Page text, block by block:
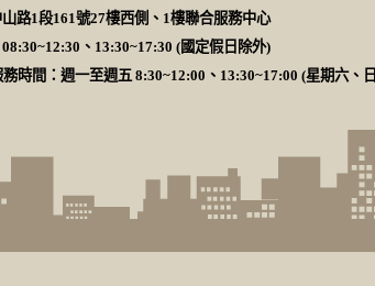
路1段161號27樓西側、1樓聯合服務中心
、13:30~17:30 (國定假日除外)
時間：週一至週五 8:30~12:00、13:30~17:00 (星期六、日